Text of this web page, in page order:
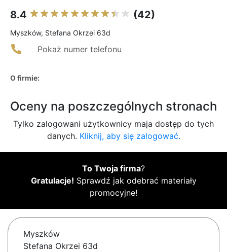
8.4 (42)
Myszków, Stefana Okrzei 63d
Pokaż numer telefonu
O firmie:
Oceny na poszczególnych stronach
Tylko zalogowani użytkownicy maja dostęp do tych
danych. Kliknij, aby się zalogować.
To Twoja firma?
Gratulacje! Sprawdź jak odebrać materiały
promocyjne!
Myszków
Stefana Okrzei 63d